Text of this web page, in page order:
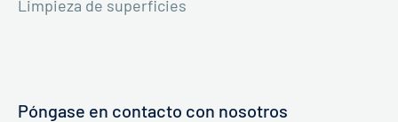
Limpieza de superficies
Póngase en contacto con nosotros